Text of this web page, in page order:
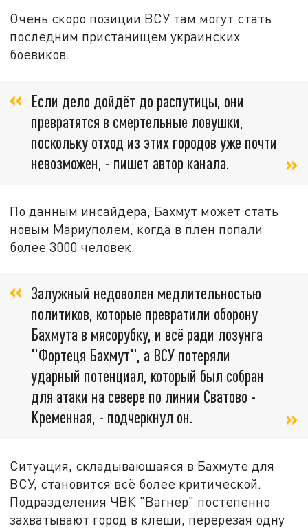
Очень скоро позиции ВСУ там могут стать
последним пристанищем украинских
боевиков.
Если дело дойдёт до распутицы, они
превратятся в смертельные ловушки,
поскольку отход из этих городов уже почти
невозможен, - пишет автор канала.
По данным инсайдера, Бахмут может стать
новым Мариуполем, когда в плен попали
более 3000 человек.
Залужный недоволен медлительностью
политиков, которые превратили оборону
Бахмута в мясорубку, и всё ради лозунга
"Фортеця Бахмут", а ВСУ потеряли
ударный потенциал, который был собран
для атаки на севере по линии Сватово -
Кременная, - подчеркнул он.
Ситуация, складывающаяся в Бахмуте для
ВСУ, становится всё более критической.
Подразделения ЧВК "Вагнер" постепенно
захватывают город в клещи, перерезая одну